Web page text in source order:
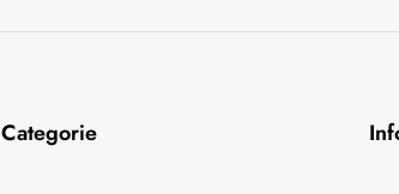
Categorie